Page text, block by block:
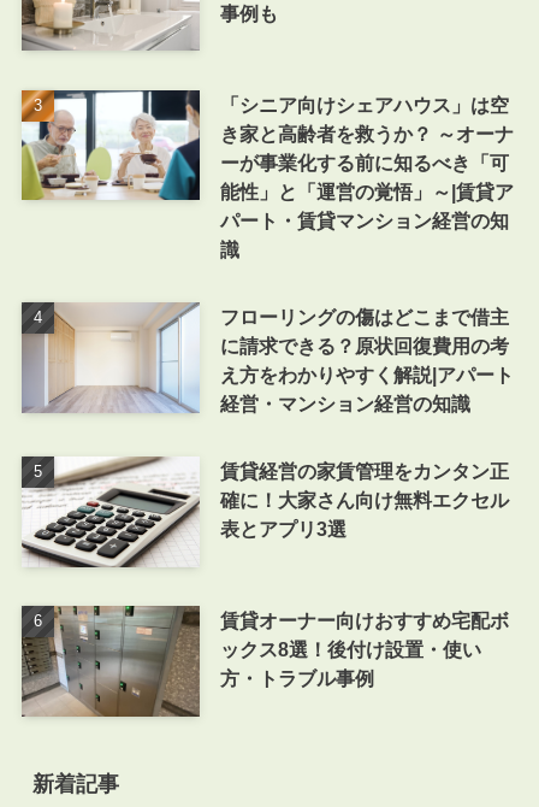
事例も
「シニア向けシェアハウス」は空
き家と高齢者を救うか？ ～オーナ
ーが事業化する前に知るべき「可
能性」と「運営の覚悟」～|賃貸ア
パート・賃貸マンション経営の知
識
フローリングの傷はどこまで借主
に請求できる？原状回復費用の考
え方をわかりやすく解説|アパート
経営・マンション経営の知識
賃貸経営の家賃管理をカンタン正
確に！大家さん向け無料エクセル
表とアプリ3選
賃貸オーナー向けおすすめ宅配ボ
ックス8選！後付け設置・使い
方・トラブル事例
新着記事